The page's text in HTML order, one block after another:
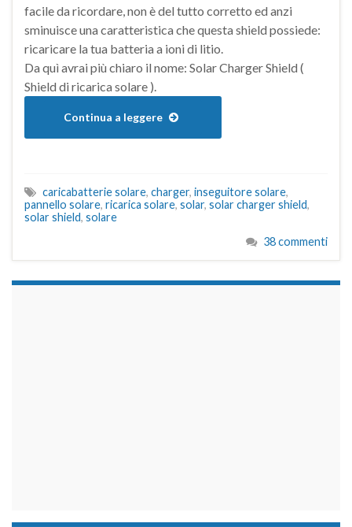
facile da ricordare, non è del tutto corretto ed anzi
sminuisce una caratteristica che questa shield possiede:
ricaricare la tua batteria a ioni di litio.
Da quì avrai più chiaro il nome: Solar Charger Shield (
Shield di ricarica solare ).
Continua a leggere
caricabatterie solare, charger, inseguitore solare,
pannello solare, ricarica solare, solar, solar charger shield,
solar shield, solare
38 commenti